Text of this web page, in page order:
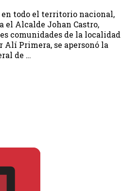
todo el territorio nacional,
el Alcalde Johan Castro,
comunidades de la localidad
Alí Primera, se apersonó la
de …